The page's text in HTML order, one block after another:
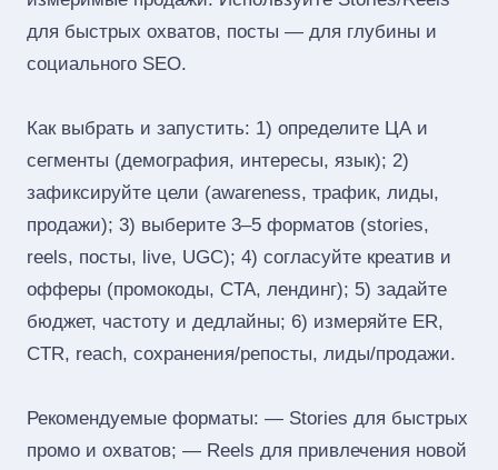
для быстрых охватов, посты — для глубины и
социального SEO.
Как выбрать и запустить: 1) определите ЦА и
сегменты (демография, интересы, язык); 2)
зафиксируйте цели (awareness, трафик, лиды,
продажи); 3) выберите 3–5 форматов (stories,
reels, посты, live, UGC); 4) согласуйте креатив и
офферы (промокоды, CTA, лендинг); 5) задайте
бюджет, частоту и дедлайны; 6) измеряйте ER,
CTR, reach, сохранения/репосты, лиды/продажи.
Рекомендуемые форматы: — Stories для быстрых
промо и охватов; — Reels для привлечения новой